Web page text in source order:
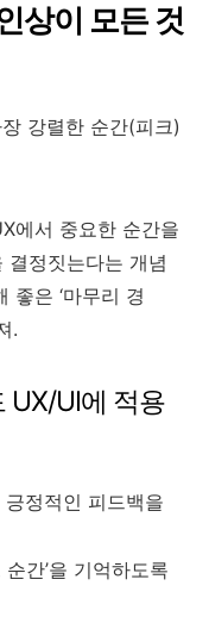
상이 모든 것
강렬한 순간(피크)
에서 중요한 순간을
결정짓는다는 개념
좋은 ‘마무리 경
.
UX/UI에 적용
정적인 피드백을
간’을 기억하도록